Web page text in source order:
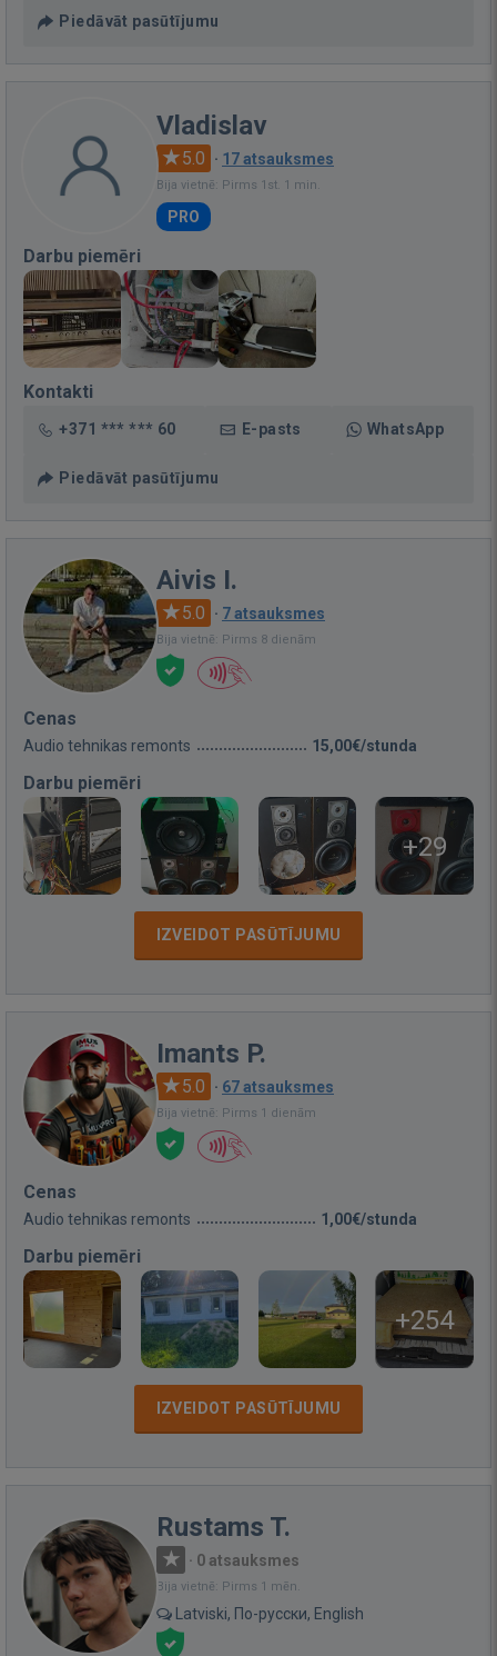
Piedāvāt pasūtījumu
Vladislav
5.0 · 17 atsauksmes
Bija vietnē: Pirms 1st. 1 min.
PRO
Darbu piemēri
Kontakti
+371 *** *** 60 E-pasts WhatsApp
Piedāvāt pasūtījumu
Aivis I.
5.0 · 7 atsauksmes
Bija vietnē: Pirms 8 dienām
Cenas
Audio tehnikas remonts 15,00€/stunda
Darbu piemēri
+29
IZVEIDOT PASŪTĪJUMU
Imants P.
5.0 · 67 atsauksmes
Bija vietnē: Pirms 1 dienām
Cenas
Audio tehnikas remonts 1,00€/stunda
Darbu piemēri
+254
IZVEIDOT PASŪTĪJUMU
Rustams T.
· 0 atsauksmes
Bija vietnē: Pirms 1 mēn.
Latviski, По-русски, English